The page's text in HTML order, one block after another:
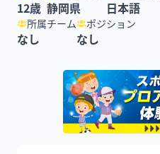
12歳 静岡県 日本語
所属チーム
なし
ポジション
なし